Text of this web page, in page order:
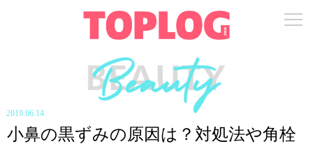
2019.06.14
小鼻の黒ずみの原因は？対処法や角栓